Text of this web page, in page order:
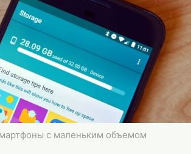
с маленьким объемом